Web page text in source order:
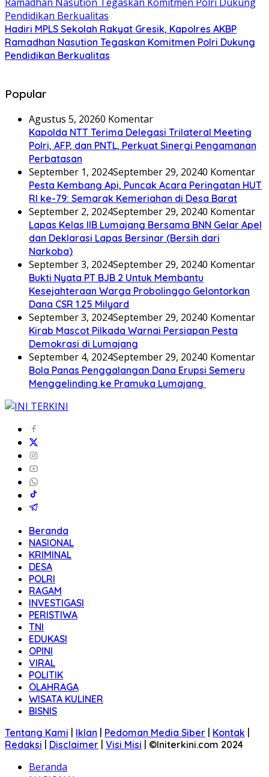
Hadiri MPLS Sekolah Rakyat Gresik, Kapolres AKBP
Ramadhan Nasution Tegaskan Komitmen Polri Dukung
Pendidikan Berkualitas
Popular
Agustus 5, 20260 Komentar
Kapolda NTT Terima Delegasi Trilateral Meeting
Polri, AFP, dan PNTL, Perkuat Sinergi Pengamanan
Perbatasan
September 1, 2024September 29, 20240 Komentar
Pesta Kembang Api, Puncak Acara Peringatan HUT
RI ke-79: Semarak Kemeriahan di Desa Barat
September 2, 2024September 29, 20240 Komentar
Lapas Kelas IIB Lumajang Bersama BNN Gelar Apel
dan Deklarasi Lapas Bersinar (Bersih dari
Narkoba)
September 3, 2024September 29, 20240 Komentar
Bukti Nyata PT BJB 2 Untuk Membantu
Kesejahteraan Warga Probolinggo Gelontorkan
Dana CSR 1.25 Milyard
September 3, 2024September 29, 20240 Komentar
Kirab Mascot Pilkada Warnai Persiapan Pesta
Demokrasi di Lumajang
September 4, 2024September 29, 20240 Komentar
Bola Panas Penggalangan Dana Erupsi Semeru
Menggelinding ke Pramuka Lumajang
Beranda
NASIONAL
KRIMINAL
DESA
POLRI
RAGAM
INVESTIGASI
PERISTIWA
TNI
EDUKASI
OPINI
VIRAL
POLITIK
OLAHRAGA
WISATA KULINER
BISNIS
Tentang Kami | Iklan | Pedoman Media Siber | Kontak |
Redaksi | Disclaimer | Visi Misi | ©Initerkini.com 2024
Beranda